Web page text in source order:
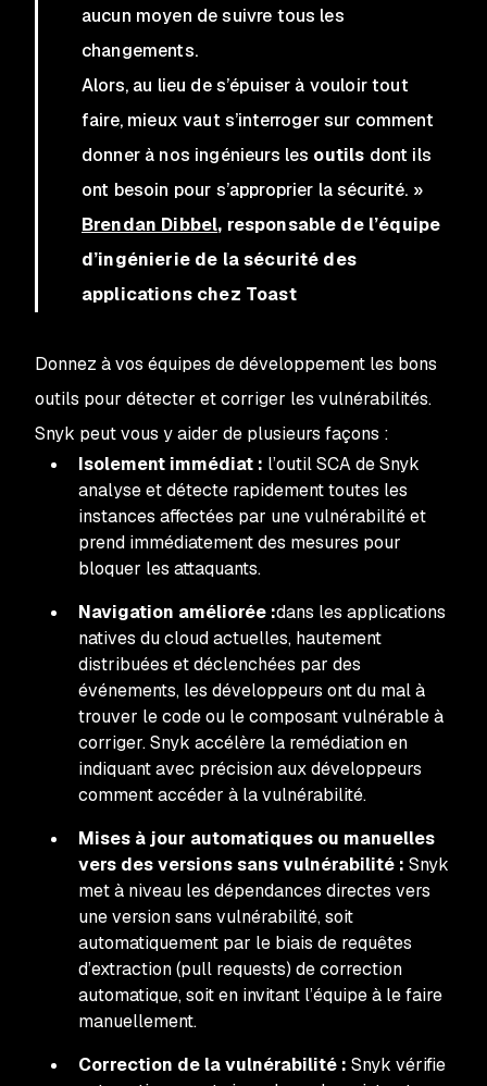
aucun moyen de suivre tous les
changements.
Alors, au lieu de s’épuiser à vouloir tout
faire, mieux vaut s’interroger sur comment
donner à nos ingénieurs les outils dont ils
ont besoin pour s’approprier la sécurité. »
Brendan Dibbel, responsable de l’équipe
d’ingénierie de la sécurité des
applications chez Toast
Donnez à vos équipes de développement les bons
outils pour détecter et corriger les vulnérabilités.
Snyk peut vous y aider de plusieurs façons :
Isolement immédiat : l’outil SCA de Snyk
analyse et détecte rapidement toutes les
instances affectées par une vulnérabilité et
prend immédiatement des mesures pour
bloquer les attaquants.
Navigation améliorée :dans les applications
natives du cloud actuelles, hautement
distribuées et déclenchées par des
événements, les développeurs ont du mal à
trouver le code ou le composant vulnérable à
corriger. Snyk accélère la remédiation en
indiquant avec précision aux développeurs
comment accéder à la vulnérabilité.
Mises à jour automatiques ou manuelles
vers des versions sans vulnérabilité : Snyk
met à niveau les dépendances directes vers
une version sans vulnérabilité, soit
automatiquement par le biais de requêtes
d’extraction (pull requests) de correction
automatique, soit en invitant l’équipe à le faire
manuellement.
Correction de la vulnérabilité : Snyk vérifie